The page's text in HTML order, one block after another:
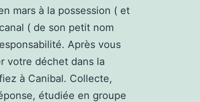
mars à la possession ( et
( de son petit nom
Après vous
votre déchet dans la
à Canibal. Collecte,
étudiée en groupe